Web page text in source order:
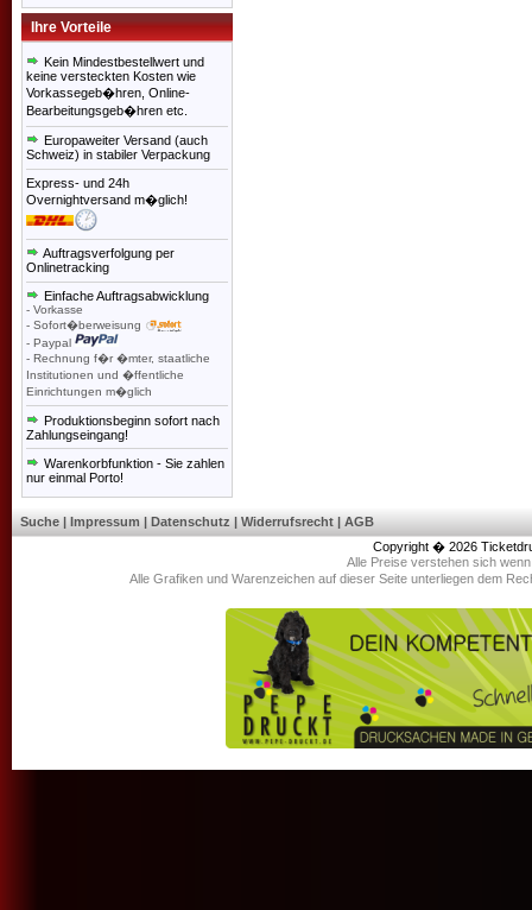
Ihre Vorteile
Kein Mindestbestellwert und
keine versteckten Kosten wie
Vorkassegeb�hren, Online-
Bearbeitungsgeb�hren etc.
Europaweiter Versand (auch
Schweiz) in stabiler Verpackung
Express- und 24h
Overnightversand m�glich!
Auftragsverfolgung per
Onlinetracking
Einfache Auftragsabwicklung
- Vorkasse
- Sofort�berweisung
- Paypal
- Rechnung f�r �mter, staatliche
Institutionen und �ffentliche
Einrichtungen m�glich
Produktionsbeginn sofort nach
Zahlungseingang!
Warenkorbfunktion - Sie zahlen
nur einmal Porto!
Suche | Impressum | Datenschutz | Widerrufsrecht | AGB
Copyright � 2026
Alle Preise verstehen sich
Alle Grafiken und Warenzeichen auf dieser Seite unterliegen dem